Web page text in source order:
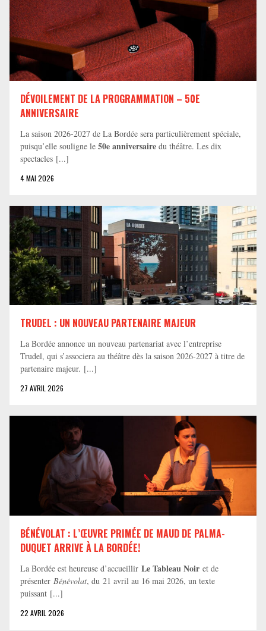
DÉVOILEMENT DE LA PROGRAMMATION – 50E
ANNIVERSAIRE
La saison 2026-2027 de La Bordée sera particulièrement spéciale,
puisqu’elle souligne le 50e anniversaire du théâtre. Les dix
spectacles [...]
4 MAI 2026
TRUDEL : UN NOUVEAU PARTENAIRE MAJEUR
La Bordée annonce un nouveau partenariat avec l’entreprise
Trudel, qui s’associera au théâtre dès la saison 2026-2027 à titre de
partenaire majeur. [...]
27 AVRIL 2026
BÉNÉVOLAT : L’ŒUVRE PRIMÉE DE MAUD DE PALMA-
DUQUET ARRIVE À LA BORDÉE!
La Bordée est heureuse d’accueillir Le Tableau Noir et de
présenter Bénévolat, du 21 avril au 16 mai 2026, un texte
puissant [...]
22 AVRIL 2026